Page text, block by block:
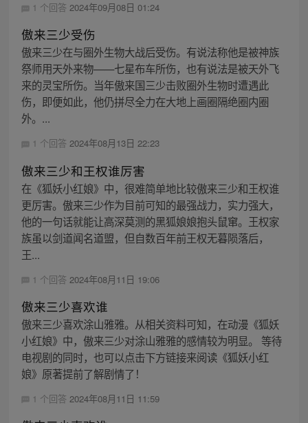
1 个回答 2024年09月08日 01:24
傲来三少受伤
傲来三少在与圈外生物大战后受伤。有说法称他是被神族
祭师用天外来物——七星布车所伤，也有说法是被天外飞
来的灵宝所伤。当年傲来国三少击败圈外生物时遭遇此
伤，即便如此，他仍拼尽全力在大地上画圈隔绝圈内圈
外。...
1 个回答 2024年08月13日 22:23
傲来三少和王权谁厉害
在《狐妖小红娘》中，很难简单地比较傲来三少和王权谁
更厉害。傲来三少作为目前可知的最强战力，实力强大，
他的一句话就能让高深莫测的黑狐娘娘抱头鼠窜。王权家
族虽以剑道闻名道盟，但自数百年前王权无暮陨落后，
王...
1 个回答 2024年08月11日 19:06
傲来三少喜欢谁
傲来三少喜欢涂山雅雅。从相关资料可知，在动漫《狐妖
小红娘》中，傲来三少对涂山雅雅的感情较为明显。 等待
电视剧的同时，也可以点击下方链接来阅读《狐妖小红
娘》原著提前了解剧情了！
1 个回答 2024年08月11日 11:59